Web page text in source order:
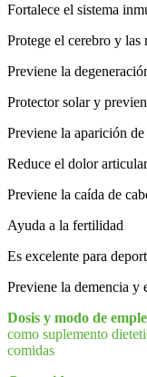
Fortalece el sistema
Protege el cerebro y las
Previene la
Protector solar y
Previene la aparición de
Reduce el dolor
Previene la caída de
Ayuda a la fertilidad
Es excelente para
Previene la demencia y
Dosis y modo de
como suplemento
comidas